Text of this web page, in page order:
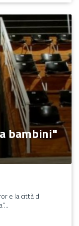
bambini"
e la città di